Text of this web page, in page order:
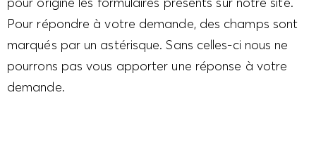
Pour répondre à votre demande, des champs sont
marqués par un astérisque. Sans celles-ci nous ne
pourrons pas vous apporter une réponse à votre
demande.